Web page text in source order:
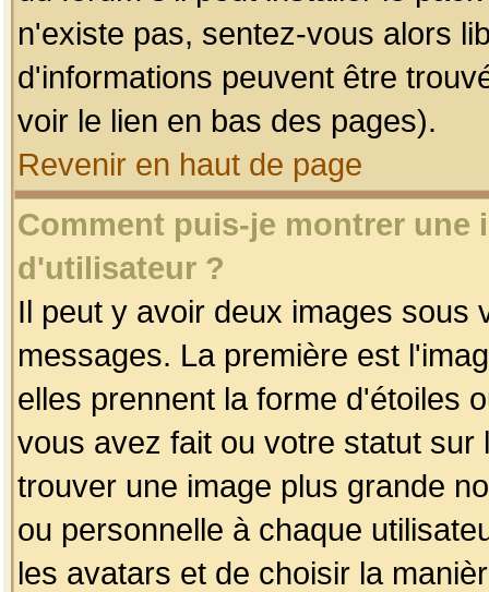
n'existe pas, sentez-vous alors
d'informations peuvent être
voir le lien en bas des pages).
Revenir en haut de page
Comment puis-je montrer une
d'utilisateur ?
Il peut y avoir deux images sous
messages. La première est
elles prennent la forme d'étoiles
vous avez fait ou votre statut
trouver une image plus grande
ou personnelle à chaque
les avatars et de choisir la